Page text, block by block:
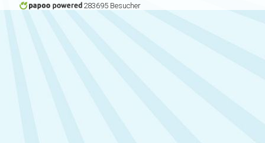
283695 Besucher